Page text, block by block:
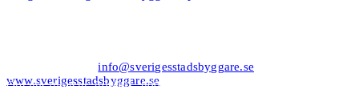
Tel: 08−20 19 85info@sverigesstadsbyggare.se
www.sverigesstadsbyggare.se
Organisationsnr: 802001−8001 Momsregistreringsnr (VAT)